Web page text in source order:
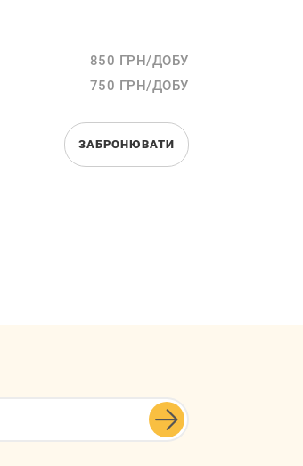
850 ГРН/ДОБУ
750 ГРН/ДОБУ
ЗАБРОНЮВАТИ
